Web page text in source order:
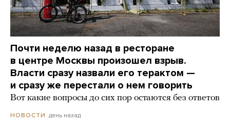
Почти неделю назад в ресторане
в центре Москвы произошел взрыв.
Власти сразу назвали его терактом —
и сразу же перестали о нем говорить
Вот какие вопросы до сих пор остаются без ответов
НОВОСТИ день назад